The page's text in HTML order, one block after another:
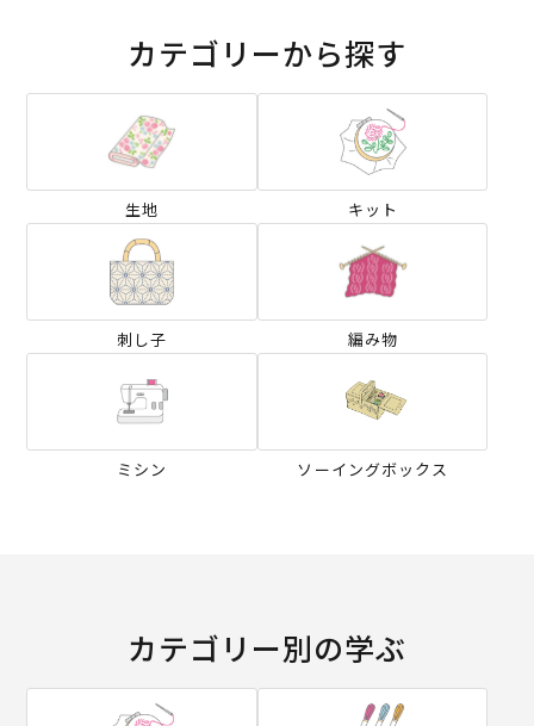
カテゴリーから探す
生地 キット
刺し子 編み物
ミシン ソーイングボックス
カテゴリー別の学ぶ